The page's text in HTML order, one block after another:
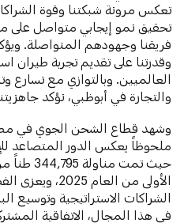
تعكس مرونة شبكتنا وقوة
فريقنا وجهودهم المتواصلة.
وقدرتنا على تقديم تجربة طيران
العالميين. وبالتوازي مع تسارع
والتجارة في أبوظبي، نؤكد
وشهد قطاع الشحن الجوي في
ملحوظاً يعكس الدور المتصاعد
حيث تمت
الأولى من العام
الشراكات الاستراتيجية وتوسيع
في هذا المجال، الاتفاقية